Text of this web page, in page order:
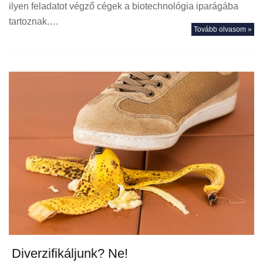
ilyen feladatot végző cégek a biotechnológia iparágába
tartoznak.…
Tovább olvasom »
Diverzifikáljunk? Ne!